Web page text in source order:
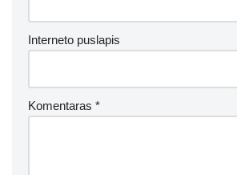
Interneto puslapis
Komentaras *